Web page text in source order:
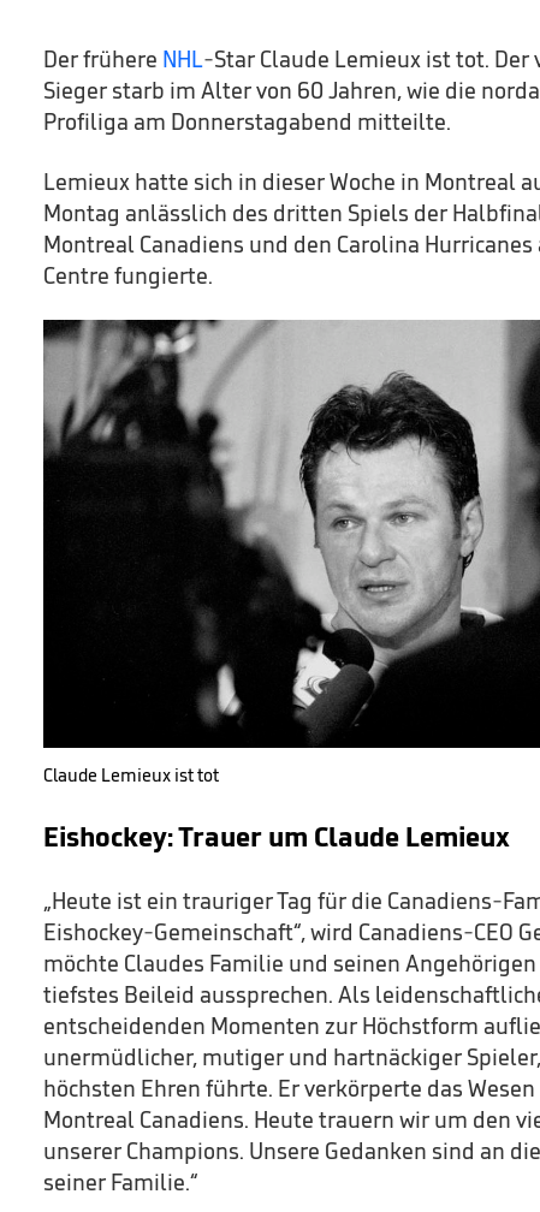
Der frühere NHL-Star Claude Lemieux ist tot.
Sieger starb im Alter von 60 Jahren, wie die
Profiliga am Donnerstagabend mitteilte.
Lemieux hatte sich in dieser Woche in Montreal
Montag anlässlich des dritten Spiels der
Montreal Canadiens und den Carolina
Centre fungierte.
Claude Lemieux ist tot
Eishockey: Trauer um Claude Lemieux
„Heute ist ein trauriger Tag für die Canadiens-
Eishockey-Gemeinschaft“, wird Canadiens-CEO
möchte Claudes Familie und seinen
tiefstes Beileid aussprechen. Als
entscheidenden Momenten zur Höchstform
unermüdlicher, mutiger und hartnäckiger
höchsten Ehren führte. Er verkörperte das
Montreal Canadiens. Heute trauern wir um den
unserer Champions. Unsere Gedanken sind an
seiner Familie.“